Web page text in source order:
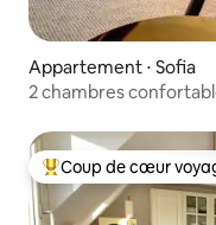
Appartement ⋅ Sofia
2 chambres
Coups de cœur
Coup de cœur